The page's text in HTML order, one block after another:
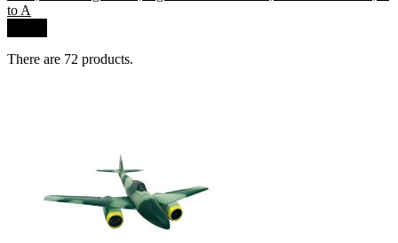
to A
There are 72 products.